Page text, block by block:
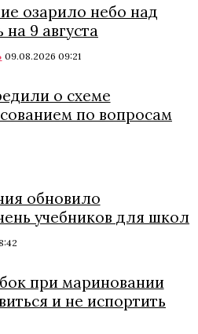
озарило небо над
9 августа
09.08.2026 09:21
о схеме
по вопросам
обновило
учебников для школ
при мариновании
и не испортить